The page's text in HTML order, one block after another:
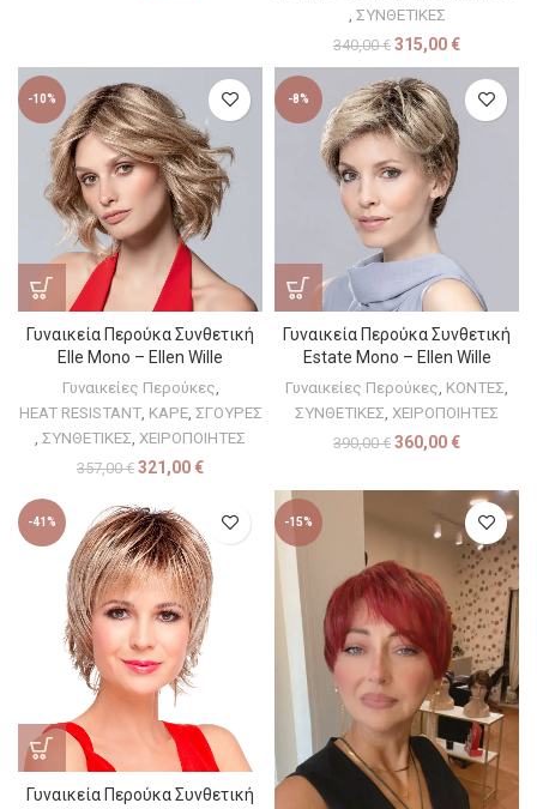
ΣΥΝΘΕΤΙΚΕΣ
340,00€ 315,00 €
-10%
Γυναικεία Περούκα Συνθετική
Elle Mono – Ellen Wille
Γυναικείες Περούκες
HEAT RESISTANT, ΚΑΡΕ, ΣΓΟΥΡΕΣ
ΣΥΝΘΕΤΙΚΕΣ ΧΕΙΡΟΠΟΙΗΤΕΣ
357,00€ 321,00 €
-8%
Γυναικεία Περούκα Συνθετική
Estate Mono – Ellen Wille
Γυναικείες Περούκες ΚΟΝΤΕΣ
ΣΥΝΘΕΤΙΚΕΣ ΧΕΙΡΟΠΟΙΗΤΕΣ
390,00€ 360,00 €
-41%
Γυναικεία Περούκα Συνθετική
-15%